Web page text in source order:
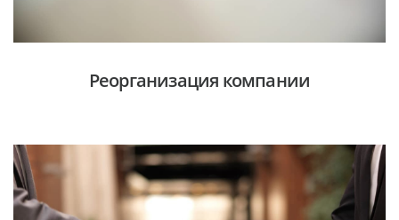
Реорганизация компании